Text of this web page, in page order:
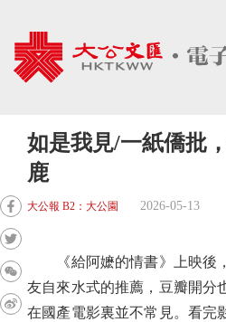
如是我見/一紙僑批
鹿
大公報 B2：大公園 2026-05-13
《給阿嬷的情書》上映後
友自來水式的推薦，豆瓣開分
在國產電影裏並不常見。看完